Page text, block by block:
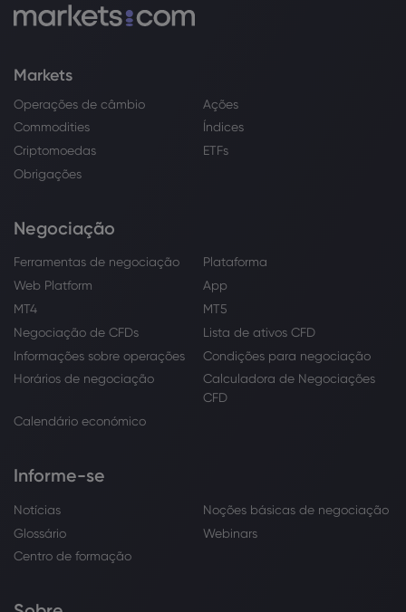
Markets
Operações de câmbio
Ações
Commodities
Índices
Criptomoedas
ETFs
Obrigações
Negociação
Ferramentas de negociação
Plataforma
Web Platform
App
MT4
MT5
Negociação de CFDs
Lista de ativos CFD
Informações sobre operações
Condições para negociação
Horários de negociação
Calculadora de Negociações
CFD
Calendário económico
Informe-se
Notícias
Noções básicas de negociação
Glossário
Webinars
Centro de formação